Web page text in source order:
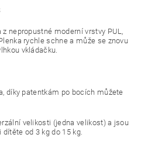
nepropustné moderní vrstvy PUL,
rychle schne a může se znovu
vkládačku.
díky patentkám po bocích můžete
velikosti (jedna velikost) a jsou
od 3 kg do 15 kg.